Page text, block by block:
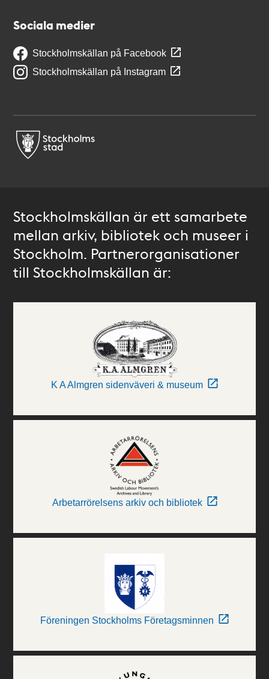
Sociala medier
Stockholmskällan på Facebook
Stockholmskällan på Instagram
Stockholmskällan är ett samarbete
mellan arkiv, bibliotek och museer i
Stockholm. Partnerorganisationer
till Stockholmskällan är:
K A Almgren sidenväveri & museum
Arbetarrörelsens arkiv och bibliotek
Föreningen Stockholms Företagsminnen